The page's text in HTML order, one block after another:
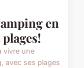
en
vivre une
avec ses plages